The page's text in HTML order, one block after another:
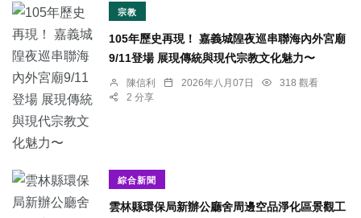
宗教
105年歷史再現！ 嘉義城隍夜巡串聯海內外宮廟
9/11登場 展現傳統與現代宗教文化魅力〜
陳信利 2026年八月07日
318 觀看
2 分享
綜合新聞
雲林縣環保局新辦公廳舍周邊空品淨化區景觀工